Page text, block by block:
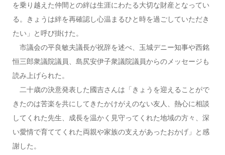
を乗り越えた仲間との絆は生涯にわたる大切な財産となってい
る。きょうは絆を再確認し心温まるひと時を過ごしていただき
たい」と呼び掛けた。
市議会の平良敏夫議長が祝辞を述べ、玉城デニー知事や西銘
恒三郎衆議院議員、島尻安伊子衆議院議員からのメッセージも
読み上げられた。
二十歳の決意発表した國吉さんは「きょうを迎えることがで
きたのは苦楽を共にしてきたかけがえのない友人、熱心に相談
してくれた先生、成長を温かく見守ってくれた地域の方々、深
い愛情で育ててくれた両親や家族の支えがあったおかげ」と感
謝した。